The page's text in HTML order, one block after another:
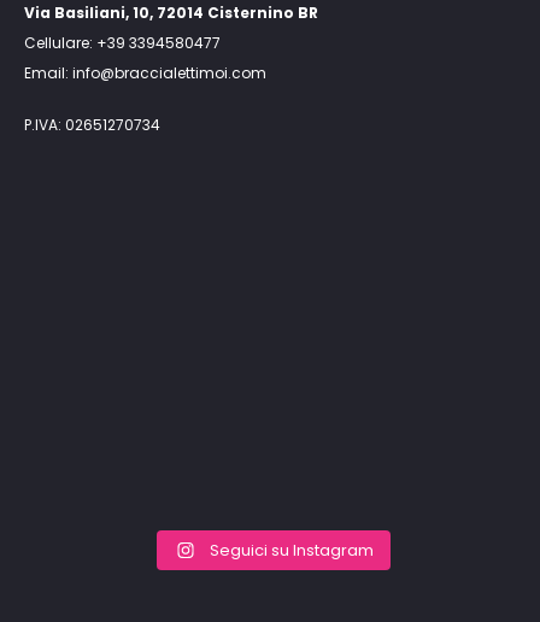
Via Basiliani, 10, 72014 Cisternino BR
Cellulare: +39 3394580477
Email: info@braccialettimoi.com
P.IVA: 02651270734
Seguici su Instagram